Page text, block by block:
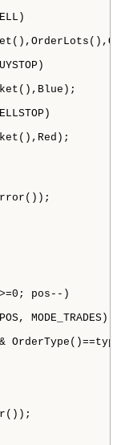
pos--)
MODE_TRADES)